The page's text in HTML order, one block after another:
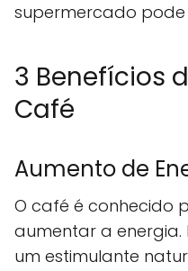
supermercado
3 Benefícios
Café
Aumento de
O café é conhecido
aumentar a energia.
um estimulante